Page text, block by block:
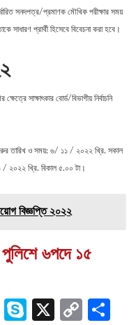
সনদপত্র/প্রমাণক মৌখিক পরীক্ষার সময়
সাধারণ প্রার্থী হিসেবে বিবেচনা করা হবে।
সাক্ষাৎকার বোর্ড/বিভাগীয় নির্বাচনি
তারিখ ও সময়: ৬/ ১১ / ২০২২ খ্রি. সকাল
২০২২ খ্রি. বিকাল ৫.০০ টা।
বিজ্ঞপ্তি ২০২২
পুলিশে ৬পদে ১৫
Messenger
Skype
X